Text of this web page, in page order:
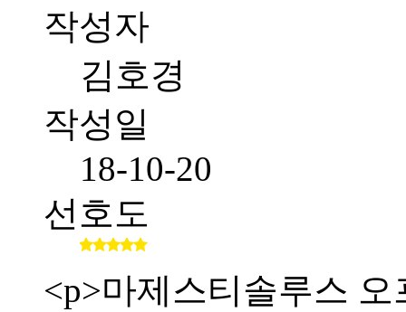
작성자
김호경
작성일
18-10-20
선호도
<p>마제스티솔루스